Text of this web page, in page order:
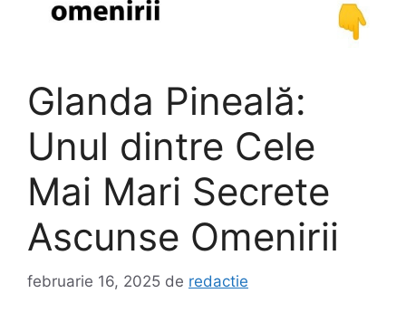
Glanda Pineală:
Unul dintre Cele
Mai Mari Secrete
Ascunse Omenirii
februarie 16, 2025 de redactie